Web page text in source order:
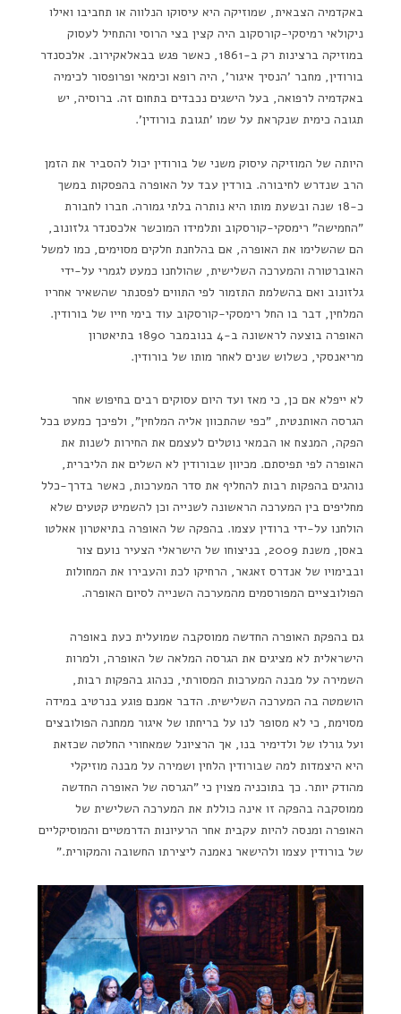
באקדמיה הצבאית, שמוזיקה היא עיסוקו הנלווה או תחביבו ואילו
ניקולאי רמיסקי-קורסקוב היה קצין בצי הרוסי והתחיל לעסוק
במוזיקה ברצינות רק ב-1861, כאשר פגש בבאלאקירוב. אלכסנדר
בורודין, מחבר 'הנסיך איגור', היה רופא וכימאי ופרופסור לכימיה
באקדמיה לרפואה, בעל הישגים נכבדים בתחום זה. ברוסיה, יש
תגובה כימית שנקראת על שמו 'תגובת בורודין'.
היותה של המוזיקה עיסוק משני של בורודין יכול להסביר את הזמן
הרב שנדרש לחיבורה. בורדין עבד על האופרה בהפסקות במשך
כ-18 שנה ובשעת מותו היא נותרה בלתי גמורה. חברו לחבורת
"החמישה" רימסקי-קורסקוב ותלמידו המוכשר אלכסנדר גלזונוב,
הם שהשלימו את האופרה, אם בהלחנת חלקים מסוימים, כמו למשל
האוברטורה והמערכה השלישית, שהולחנו כמעט לגמרי על-ידי
גלזונוב ואם בהשלמת התזמור לפי התווים לפסנתר שהשאיר אחריו
המלחין, דבר בו החל רימסקי-קורסקוב עוד בימי חייו של בורודין.
האופרה בוצעה לראשונה ב-4 בנובמבר 1890 בתיאטרון
מריאנסקי, כשלוש שנים לאחר מותו של בורודין.
לא ייפלא אם כן, כי מאז ועד היום עסוקים רבים בחיפוש אחר
הגרסה האותנטית, "כפי שהתכוון אליה המלחין", ולפיכך כמעט בכל
הפקה, המנצח או הבמאי נוטלים לעצמם את החירות לשנות את
האופרה לפי תפיסתם. מכיוון שבורודין לא השלים את הליברית,
נוהגים בהפקות רבות להחליף את סדר המערכות, כאשר בדרך-כלל
מחליפים בין המערכה הראשונה לשנייה וכן להשמיט קטעים שלא
הולחנו על-ידי ברודין עצמו. בהפקה של האופרה בתיאטרון אאלטו
באסן, משנת 2009, בניצוחו של הישראלי הצעיר נועם צור
ובבימויו של אנדרס זאגאר, הרחיקו לכת והעבירו את המחולות
הפולובציים המפורסמים מהמערכה השנייה לסיום האופרה.
גם בהפקת האופרה החדשה ממוסקבה שמועלית כעת באופרה
הישראלית לא מציגים את הגרסה המלאה של האופרה, ולמרות
השמירה על מבנה המערכות המסורתי, כנהוג בהפקות רבות,
הושמטה בה המערכה השלישית. הדבר אמנם פוגע בנרטיב במידה
מסוימת, כי לא מסופר לנו על בריחתו של איגור ממחנה הפולובצים
ועל גורלו של ולדימיר בנו, אך הרציונל שמאחורי החלטה שכזאת
היא היצמדות למה שבורודין הלחין ושמירה על מבנה מוזיקלי
מהודק יותר. כך בתוכניה מצוין כי "הגרסה של האופרה החדשה
ממוסקבה בהפקה זו אינה כוללת את המערכה השלישית של
האופרה ומנסה להיות עקבית אחר הרעיונות הדרמטיים והמוסיקליים
של בורודין עצמו ולהישאר נאמנה ליצירתו החשובה והמקורית."